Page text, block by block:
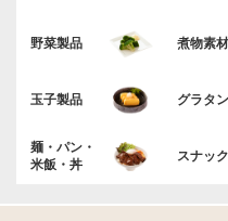
野菜製品 煮物素材
玉子製品 グラタン
麺・パン・
米飯・丼
スナック